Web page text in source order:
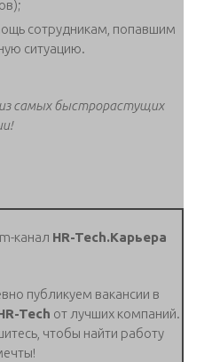
сотрудникам, попавшим
ситуацию.
из самых быстрорастущих
канал HR-Tech.Карьера
публикуем вакансии в
Tech от лучших компаний.
чтобы найти работу